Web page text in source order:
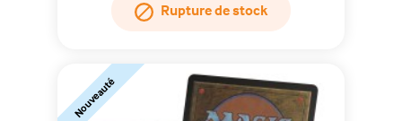
Rupture de stock
Nouveauté